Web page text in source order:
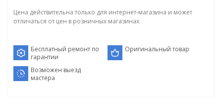
Цена действительна только для интернет-магазина и может
отличаться от цен в розничных магазинах
Бесплатный ремонт по
гарантии
Оригинальный товар
Возможен выезд
мастера